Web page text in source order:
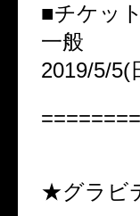
■チケッ
一般
2019/5/5(
★グラビ